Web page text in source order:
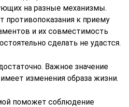
на разные механизмы.
противопоказания к приему
и их совместимость
сделать не удастся.
Важное значение
изменения образа жизни.
поможет соблюдение